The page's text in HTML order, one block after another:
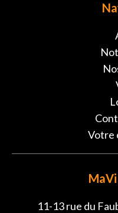
Votre
11-13 rue du